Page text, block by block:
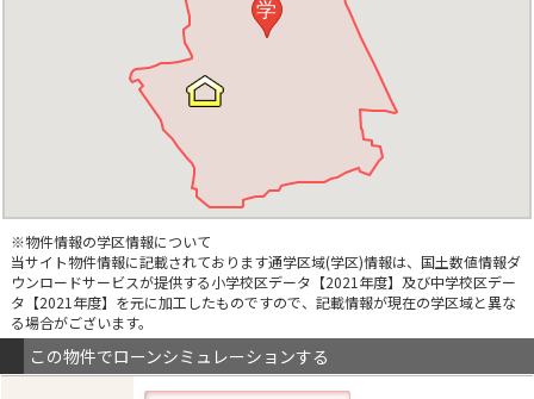
学
※物件情報の学区情報について
当サイト物件情報に記載されております通学区域(学区)情報は、国土数値情報ダ
ウンロードサービスが提供する小学校区データ【2021年度】及び中学校区デー
タ【2021年度】を元に加工したものですので、記載情報が現在の学区域と異な
る場合がございます。
この物件でローンシミュレーションする